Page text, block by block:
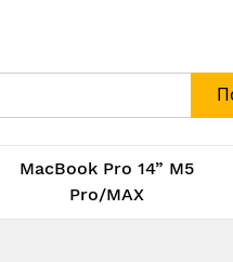
MacBook Pro 14” M5
Pro/MAX